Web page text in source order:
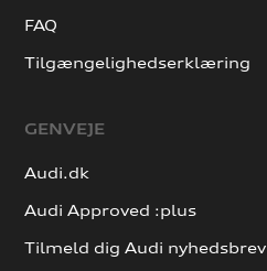
FAQ
Tilgængelighedserklæring
GENVEJE
Audi.dk
Audi Approved :plus
Tilmeld dig Audi nyhedsbrev